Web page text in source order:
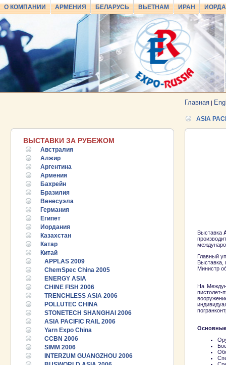
О КОМПАНИИ АРМЕНИЯ БЕЛАРУСЬ ВЬЕТНАМ ИРАН
Главная |
ВЫСТАВКИ ЗА РУБЕЖОМ
Австралия
Алжир
Аргентина
Армения
Бахрейн
Бразилия
Венесуэла
Германия
Египет
Иордания
Казахстан
Катар
Китай
APPLAS 2009
ChemSpec China 2005
ENERGY ASIA
CHINE FISH 2006
TRENCHLESS ASIA 2006
POLLUTEC CHINA
STONETECH SHANGHAI 2006
ASIA PACIFIC RAIL 2006
Yarn Expo China
CCBN 2006
SIMM 2006
INTERZUM GUANGZHOU 2006
ASIA
Выставка
Главный
Выставка,
Министр
На
пистолет-